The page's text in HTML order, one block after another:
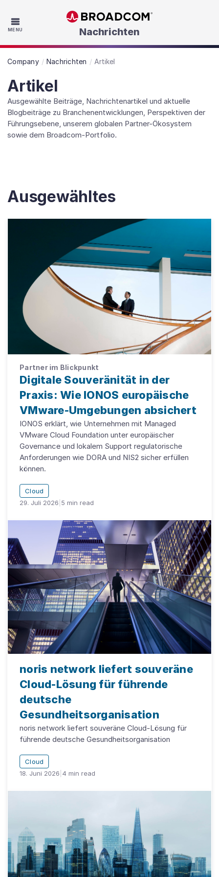
MENU Skip to main content
Nachrichten
Company Nachrichten Artikel
Artikel
Ausgewählte Beiträge, Nachrichtenartikel und aktuelle
Blogbeiträge zu Branchenentwicklungen, Perspektiven der
Führungsebene, unserem globalen Partner-Ökosystem
sowie dem Broadcom-Portfolio.
Ausgewähltes
Partner im Blickpunkt
Digitale Souveränität in der
Praxis: Wie IONOS europäische
VMware-Umgebungen absichert
IONOS erklärt, wie Unternehmen mit Managed
VMware Cloud Foundation unter europäischer
Governance und lokalem Support regulatorische
Anforderungen wie DORA und NIS2 sicher erfüllen
können.
Cloud
29. Juli 2026 5 min read
noris network liefert souveräne
Cloud-Lösung für führende
deutsche
Gesundheitsorganisation
noris network liefert souveräne Cloud-Lösung für
führende deutsche Gesundheitsorganisation
Cloud
18. Juni 2026 4 min read